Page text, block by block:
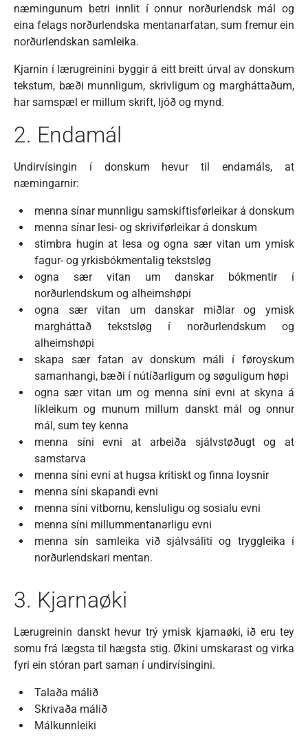
næmingunum betri innlit í onnur norðurlendsk mál og
eina felags norðurlendska mentanarfatan, sum fremur ein
norðurlendskan samleika.
Kjarnin í lærugreinini byggir á eitt breitt úrval av donskum
tekstum, bæði munnligum, skrivligum og margháttaðum,
har samspæl er millum skrift, ljóð og mynd.
2. Endamál
Undirvísingin í donskum hevur til endamáls, at
næmingarnir:
menna sínar munnligu samskiftisførleikar á donskum
menna sínar lesi- og skriviførleikar á donskum
stimbra hugin at lesa og ogna sær vitan um ymisk
fagur- og yrkisbókmentalig tekstsløg
ogna sær vitan um danskar bókmentir í
norðurlendskum og alheimshøpi
ogna sær vitan um danskar miðlar og ymisk
margháttað tekstsløg í norðurlendskum og
alheimshøpi
skapa sær fatan av donskum máli í føroyskum
samanhangi, bæði í nútíðarligum og søguligum høpi
ogna sær vitan um og menna síni evni at skyna á
líkleikum og munum millum danskt mál og onnur
mál, sum tey kenna
menna síni evni at arbeiða sjálvstøðugt og at
samstarva
menna síni evni at hugsa kritiskt og finna loysnir
menna síni skapandi evni
menna síni vitbornu, kensluligu og sosialu evni
menna síni millummentanarligu evni
menna sín samleika við sjálvsáliti og tryggleika í
norðurlendskari mentan.
3. Kjarnaøki
Lærugreinin danskt hevur trý ymisk kjarnaøki, ið eru tey
somu frá lægsta til hægsta stig. Økini umskarast og virka
fyri ein stóran part saman í undirvísingini.
Talaða málið
Skrivaða málið
Málkunnleiki